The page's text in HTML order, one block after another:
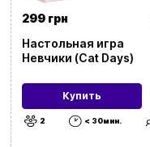
299 грн
Настольная игра
Невчики (Cat Days)
Купить
2 < 30мин.